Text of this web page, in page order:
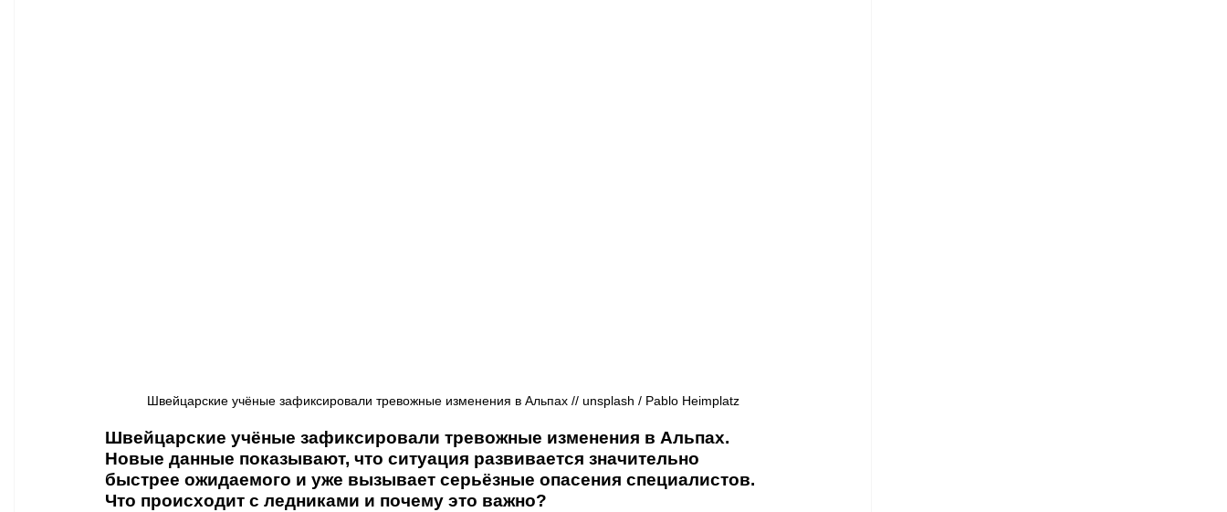
Швейцарские учёные зафиксировали тревожные изменения в Альпах // unsplash / Pablo Heimplatz
Швейцарские учёные зафиксировали тревожные изменения в Альпах.
Новые данные показывают, что ситуация развивается значительно
быстрее ожидаемого и уже вызывает серьёзные опасения специалистов.
Что происходит с ледниками и почему это важно?